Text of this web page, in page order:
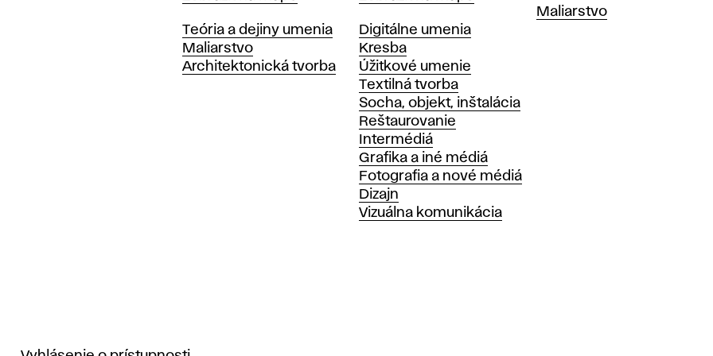
Katedry
Teória a dejiny umenia
Maliarstvo
Architektonická tvorba
Katedry
Digitálne umenia
Kresba
Úžitkové umenie
Textilná tvorba
Socha, objekt, inštalácia
Reštaurovanie
Intermédiá
Grafika a iné médiá
Fotografia a nové médiá
Dizajn
Vizuálna komunikácia
Katedry
Maliarstvo